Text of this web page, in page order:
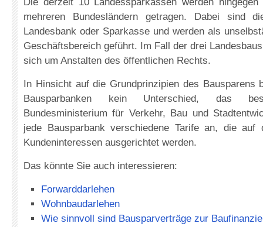
mehreren Bundesländern getragen. Dabei sind
Landesbank oder Sparkasse und werden als
Geschäftsbereich geführt. Im Fall der drei
sich um Anstalten des öffentlichen Rechts.
In Hinsicht auf die Grundprinzipien des Bausparens
Bausparbanken kein Unterschied, das
Bundesministerium für Verkehr, Bau und
jede Bausparbank verschiedene Tarife an, die auf
Kundeninteressen ausgerichtet werden.
Das könnte Sie auch interessieren:
Forwarddarlehen
Wohnbaudarlehen
Wie sinnvoll sind Bausparverträge zur